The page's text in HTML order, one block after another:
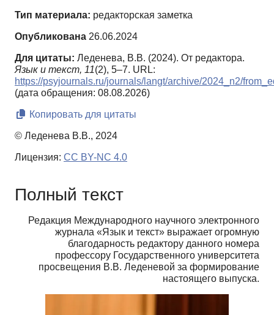
Тип материала: редакторская заметка
Опубликована 26.06.2024
Для цитаты: Леденева, В.В. (2024). От редактора.
Язык и текст, 11(2), 5–7. URL:
https://psyjournals.ru/journals/langt/archive/2024_n2/
(дата обращения: 08.08.2026)
Копировать для цитаты
© Леденева В.В., 2024
Лицензия: CC BY-NC 4.0
Полный текст
Редакция Международного научного электронного
журнала «Язык и текст» выражает огромную
благодарность редактору данного номера
профессору Государственного университета
просвещения В.В. Леденевой за формирование
настоящего выпуска.